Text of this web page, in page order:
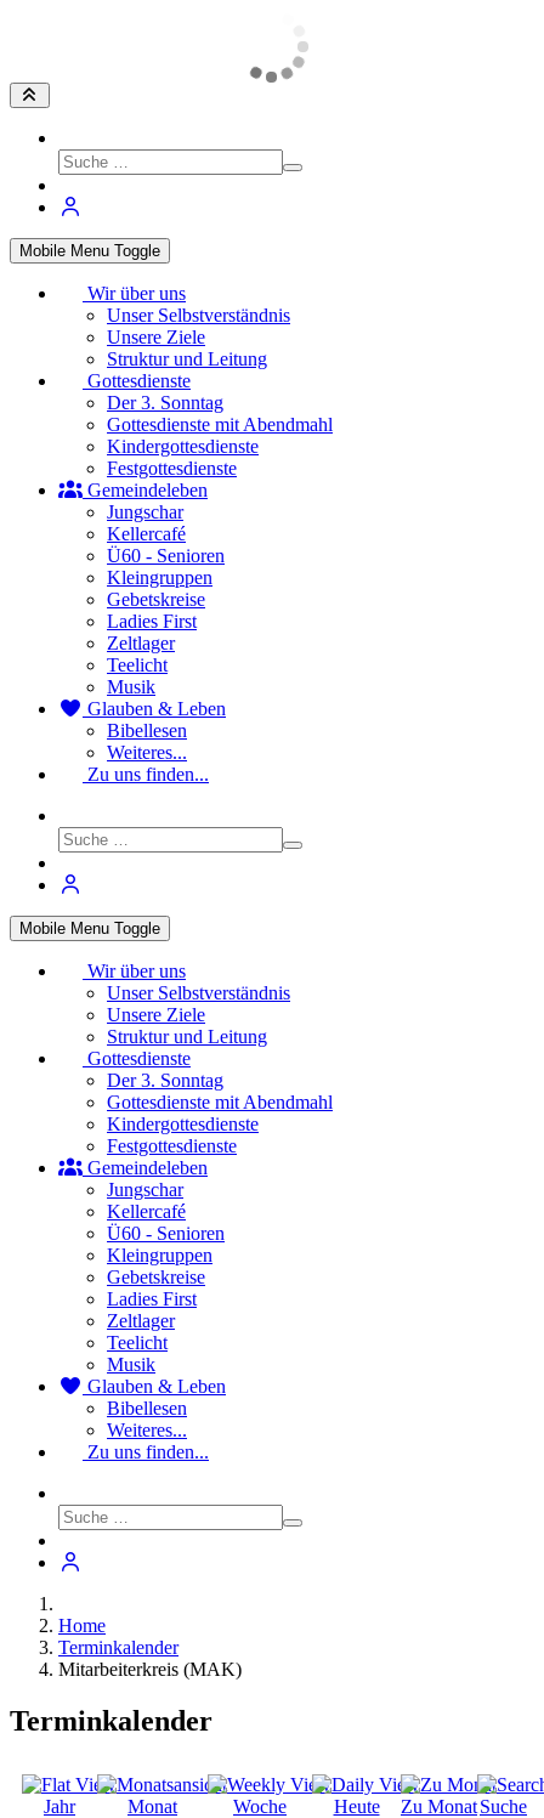
Mobile Menu Toggle
Wir über uns
Unser Selbstverständnis
Unsere Ziele
Struktur und Leitung
Gottesdienste
Der 3. Sonntag
Gottesdienste mit Abendmahl
Kindergottesdienste
Festgottesdienste
Gemeindeleben
Jungschar
Kellercafé
Ü60 - Senioren
Kleingruppen
Gebetskreise
Ladies First
Zeltlager
Teelicht
Musik
Glauben & Leben
Bibellesen
Weiteres...
Zu uns finden...
Mobile Menu Toggle
Wir über uns
Unser Selbstverständnis
Unsere Ziele
Struktur und Leitung
Gottesdienste
Der 3. Sonntag
Gottesdienste mit Abendmahl
Kindergottesdienste
Festgottesdienste
Gemeindeleben
Jungschar
Kellercafé
Ü60 - Senioren
Kleingruppen
Gebetskreise
Ladies First
Zeltlager
Teelicht
Musik
Glauben & Leben
Bibellesen
Weiteres...
Zu uns finden...
Home
Terminkalender
Mitarbeiterkreis (MAK)
Terminkalender
Jahr Monat Woche Heute Zu MonatSuche